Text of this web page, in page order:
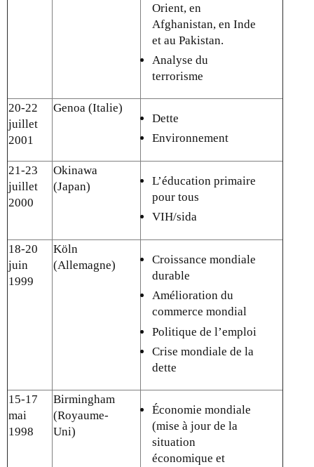
Orient, en
Afghanistan, en Inde
et au Pakistan.
Analyse du
terrorisme
20-22
juillet
2001
Genoa (Italie)
Dette
Environnement
21-23
juillet
2000
Okinawa
(Japan)
L’éducation primaire
pour tous
VIH/sida
18-20
juin
1999
Köln
(Allemagne)
Croissance mondiale
durable
Amélioration du
commerce mondial
Politique de l’emploi
Crise mondiale de la
dette
15-17
mai
1998
Birmingham
(Royaume-
Uni)
Économie mondiale
(mise à jour de la
situation
économique et